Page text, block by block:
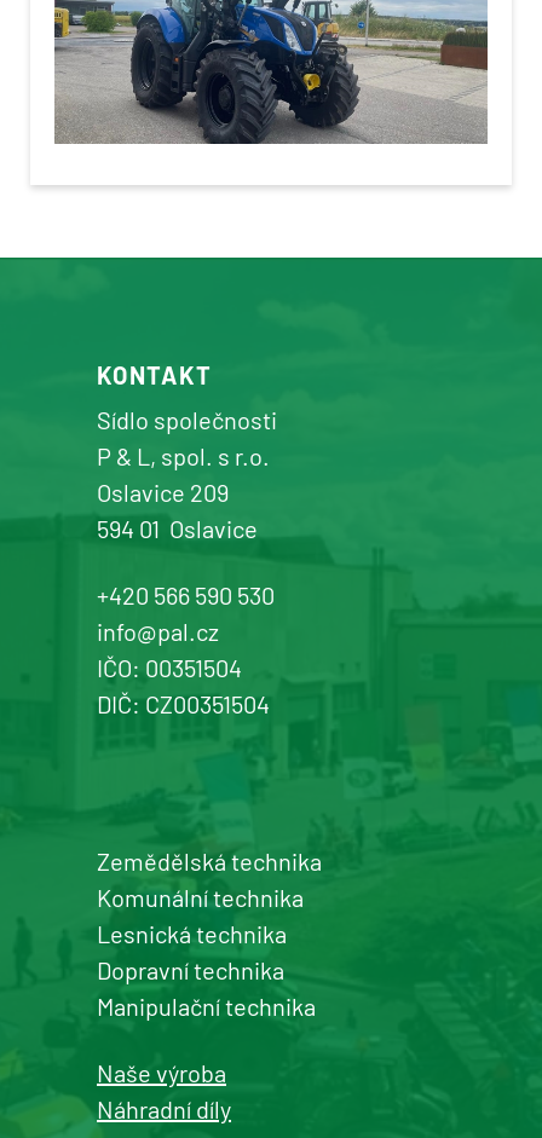
KONTAKT
Sídlo společnosti
P & L, spol. s r.o.
Oslavice 209
594 01 Oslavice
+420 566 590 530
info@pal.cz
IČO: 00351504
DIČ: CZ00351504
Zemědělská technika
Komunální technika
Lesnická technika
Dopravní technika
Manipulační technika
Naše výroba
Náhradní díly